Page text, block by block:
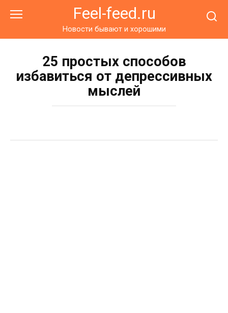
Feel-feed.ru
Новости бывают и хорошими
25 простых способов
избавиться от депрессивных
мыслей